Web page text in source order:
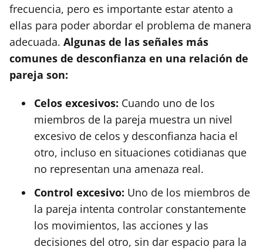
frecuencia, pero es importante estar atento a
ellas para poder abordar el problema de manera
adecuada. Algunas de las señales más
comunes de desconfianza en una relación de
pareja son:
Celos excesivos: Cuando uno de los
miembros de la pareja muestra un nivel
excesivo de celos y desconfianza hacia el
otro, incluso en situaciones cotidianas que
no representan una amenaza real.
Control excesivo: Uno de los miembros de
la pareja intenta controlar constantemente
los movimientos, las acciones y las
decisiones del otro, sin dar espacio para la